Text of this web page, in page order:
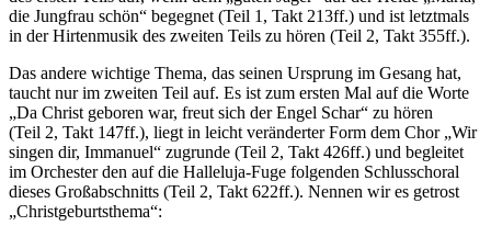
die Jungfrau schön“ begegnet (Teil 1, Takt 213ff.) und ist letztmals
in der Hirtenmusik des zweiten Teils zu hören (Teil 2, Takt 355ff.).
Das andere wichtige Thema, das seinen Ursprung im Gesang hat,
taucht nur im zweiten Teil auf. Es ist zum ersten Mal auf die Worte
„Da Christ geboren war, freut sich der Engel Schar“ zu hören
(Teil 2, Takt 147ff.), liegt in leicht veränderter Form dem Chor „Wir
singen dir, Immanuel“ zugrunde (Teil 2, Takt 426ff.) und begleitet
im Orchester den auf die Halleluja-Fuge folgenden Schlusschoral
dieses Großabschnitts (Teil 2, Takt 622ff.). Nennen wir es getrost
„Christgeburtsthema“: